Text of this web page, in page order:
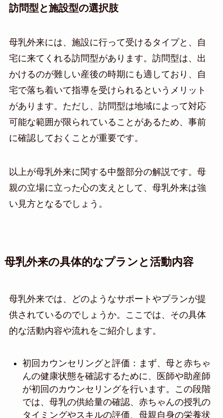
訪問型と施設型の選択肢
母乳外来には、施設に行って受けるタイプと、自
宅に来てくれる訪問型があります。訪問型は、出
かけるのが難しい産後の時期にも適しており、自
宅で落ち着いて指導を受けられるというメリット
があります。ただし、訪問型は地域によって対応
可能な範囲が限られていることがあるため、事前
に確認しておくことが重要です。
以上が母乳外来に関する中盤部分の解説です。母
親の立場に立った心の支えとして、母乳外来は強
い見方となるでしょう。
母乳外来の具体的なプランと活動内容
母乳外来では、どのようなサポートやプランが提
供されているのでしょうか。ここでは、その具体
的な活動内容や流れをご紹介します。
初回カウンセリングと評価：まず、母と赤ちゃ
んの健康状態を確認するために、医師や助産師
が初回のカウンセリングを行います。この段階
では、母乳の供給量の確認、赤ちゃんの授乳の
タイミングやスキルの評価、母親自身の栄養状